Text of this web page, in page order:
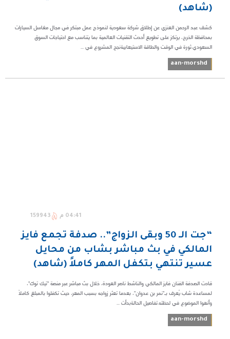
(شاهد)
كشف عبد الرحمن العنزي عن إطلاق شركة سعودية لنموذج عمل مبتكر في مجال مغاسل السيارات
بمحافظة الخرج، يرتكز على تطويع أحدث التقنيات العالمية بما يتناسب مع احتياجات السوق
السعودي.ثورة في الوقت والطاقة الاستيعابيةنجح المشروع في ...
aan-morshd
04:41 م 159943
“جت الـ 50 وبقى الزواج”.. صدفة تجمع فايز
المالكي في بث مباشر بشاب من محايل
عسير تنتهي بتكفل المهر كاملاً (شاهد)
قادت الصدفة الفنان فايز المالكي والناشط ناصر العودة، خلال بث مباشر عبر منصة "تيك توك"،
لمساعدة شاب يُعرف بـ"نمر بن عدوان"، بعدما تعثر زواجه بسبب المهر، حيث تكفلوا بالمبلغ كاملاً
وأنهوا الموضوع في لحظته.تفاصيل الحالةبدأت ...
aan-morshd